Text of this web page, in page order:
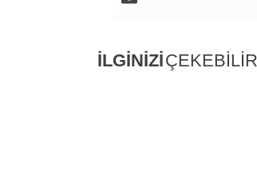
İLGİNİZİÇEKEBİLİR